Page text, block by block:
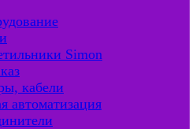
Simon
кабели
автоматизация